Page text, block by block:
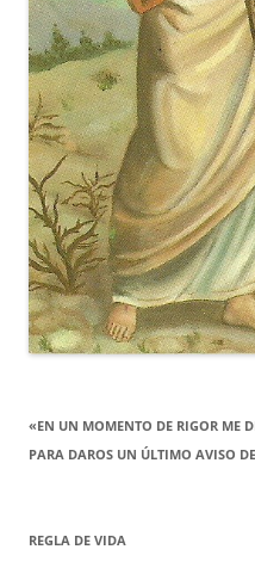
«EN UN MOMENTO DE RIGOR ME
PARA DAROS UN ÚLTIMO AVISO
REGLA DE VIDA